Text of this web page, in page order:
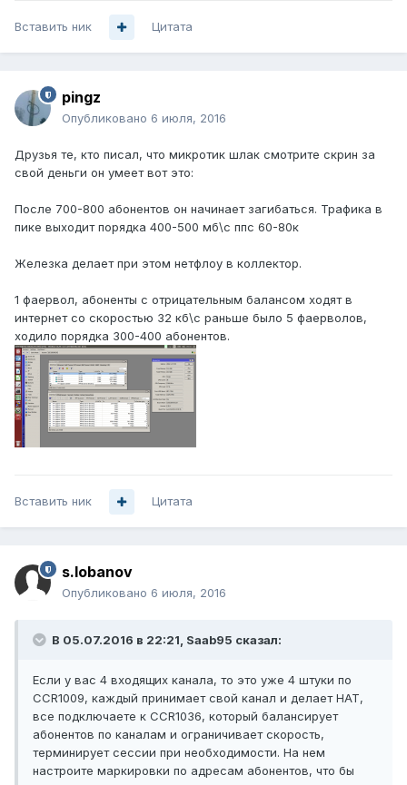
Вставить ник Цитата
pingz
Опубликовано 6 июля, 2016
Друзья те, кто писал, что микротик шлак смотрите скрин за
свой деньги он умеет вот это:
После 700-800 абонентов он начинает загибаться. Трафика в
пике выходит порядка 400-500 мб\с ппс 60-80к
Железка делает при этом нетфлоу в коллектор.
1 фаервол, абоненты с отрицательным балансом ходят в
интернет со скоростью 32 кб\с раньше было 5 фаерволов,
ходило порядка 300-400 абонентов.
Вставить ник Цитата
s.lobanov
Опубликовано 6 июля, 2016
В 05.07.2016 в 22:21, Saab95 сказал:
Если у вас 4 входящих канала, то это уже 4 штуки по
CCR1009, каждый принимает свой канал и делает НАТ,
все подключаете к CCR1036, который балансирует
абонентов по каналам и ограничивает скорость,
терминирует сессии при необходимости. На нем
настроите маркировки по адресам абонентов, что бы